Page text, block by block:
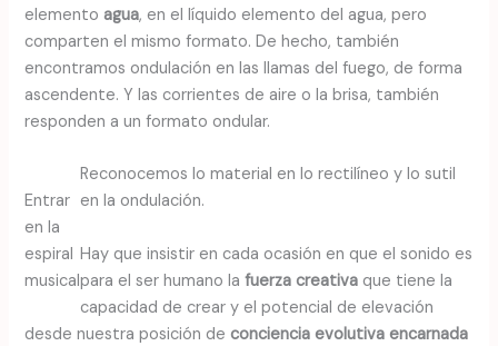
elemento agua, en el líquido elemento del agua, pero
comparten el mismo formato. De hecho, también
encontramos ondulación en las llamas del fuego, de forma
ascendente. Y las corrientes de aire o la brisa, también
responden a un formato ondular.
Entrar
en la
espiral
musical
Reconocemos lo material en lo rectilíneo y lo sutil
en la ondulación.
Hay que insistir en cada ocasión en que el sonido es
para el ser humano lafuerza creativa que tiene la
capacidad de crear y el potencial de elevación
desde nuestra posición deconciencia evolutiva encarnada